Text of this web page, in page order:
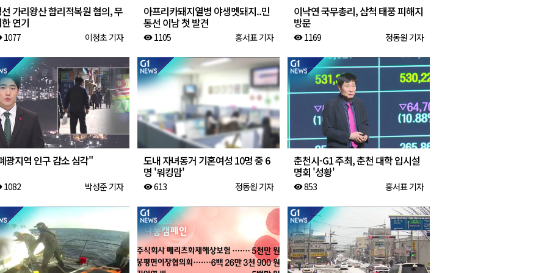
가리왕산 합리적복원 협의, 무
연기
1077 이청초 기자
아프리카돼지열병 야생멧돼지..민
통선 이남 첫 발견
visibility 1105 홍서표 기자
이낙연 국무총리, 삼척 태풍 피해지
방문
visibility 1169 정동원 기자
광지역 인구 감소 심각"
1082 박성준 기자
도내 자녀동거 기혼여성 10명 중 6
명 '워킹맘'
visibility613 정동원 기자
춘천시-G1 주최, 춘천 대학 입시설
명회 '성황'
visibility853 홍서표 기자